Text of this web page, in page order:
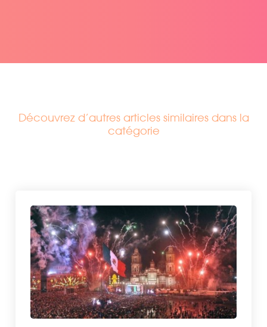
Découvrez d’autres articles similaires dans la
catégorie